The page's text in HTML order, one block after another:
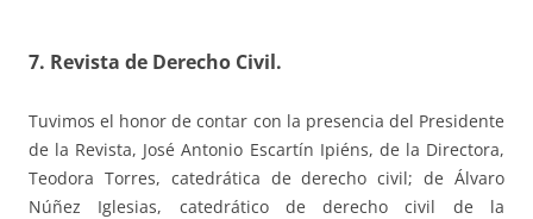
7. Revista de Derecho Civil.
Tuvimos el honor de contar con la presencia del Presidente
de la Revista, José Antonio Escartín Ipiéns, de la Directora,
Teodora Torres, catedrática de derecho civil; de Álvaro
Núñez Iglesias, catedrático de derecho civil de la